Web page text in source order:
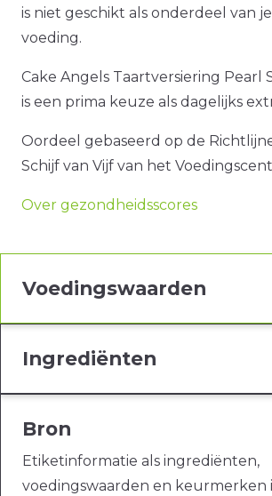
is niet geschikt als onderdeel van
voeding.
Cake Angels Taartversiering Pearl
is een prima keuze als dagelijks
Oordeel gebaseerd op de
Schijf van Vijf van het
Over gezondheidsscores
Voedingswaarden
Ingrediënten
Bron
Etiketinformatie als ingrediënten,
voedingswaarden en keurmerken